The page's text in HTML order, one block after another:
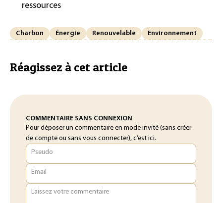
ressources
Charbon Énergie Renouvelable Environnement
Réagissez à cet article
COMMENTAIRE SANS CONNEXION
Pour déposer un commentaire en mode invité (sans créer
de compte ou sans vous connecter), c’est ici.
Pseudo
Email
Laissez votre commentaire